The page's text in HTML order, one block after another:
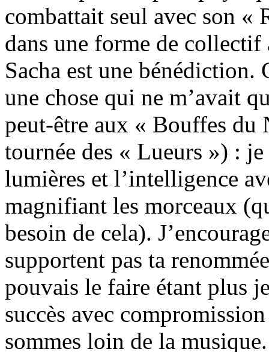
combattait seul avec son «
dans une forme de
Sacha est une bénédiction.
une chose qui ne m’avait
peut-être aux « Bouffes du
tournée des « Lueurs ») :
lumières et l’intelligence
magnifiant les morceaux
besoin de cela).
supportent pas ta
pouvais le faire étant plus
succès avec
sommes loin de la